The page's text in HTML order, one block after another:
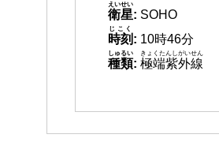
衛星
えいせい
: SOHO
時刻
じこく
: 10時46分
種類
しゅるい
: 極端紫外線
きょくたんしがいせん